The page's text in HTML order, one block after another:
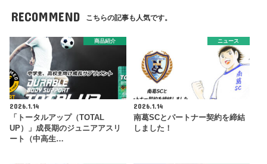
RECOMMEND こちらの記事も人気です。
商品紹介
2026.1.14
「トータルアップ（TOTAL
UP）」成長期のジュニアアスリ
ート（中高生…
ニュース
2026.1.14
南葛SCとパートナー契約を締結
しました！